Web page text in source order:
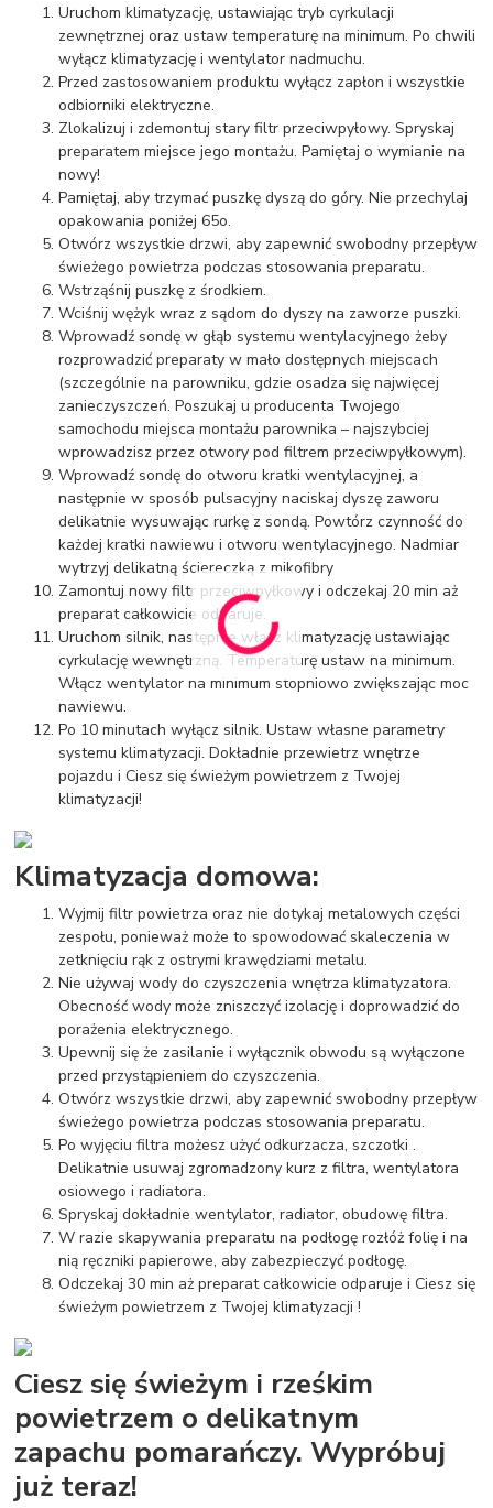
Uruchom klimatyzację, ustawiając tryb cyrkulacji
zewnętrznej oraz ustaw temperaturę na minimum. Po chwili
wyłącz klimatyzację i wentylator nadmuchu.
Przed zastosowaniem produktu wyłącz zapłon i wszystkie
odbiorniki elektryczne.
Zlokalizuj i zdemontuj stary filtr przeciwpyłowy. Spryskaj
preparatem miejsce jego montażu. Pamiętaj o wymianie na
nowy!
Pamiętaj, aby trzymać puszkę dyszą do góry. Nie przechylaj
opakowania poniżej 65o.
Otwórz wszystkie drzwi, aby zapewnić swobodny przepływ
świeżego powietrza podczas stosowania preparatu.
Wstrząśnij puszkę z środkiem.
Wciśnij wężyk wraz z sądom do dyszy na zaworze puszki.
Wprowadź sondę w głąb systemu wentylacyjnego żeby
rozprowadzić preparaty w mało dostępnych miejscach
(szczególnie na parowniku, gdzie osadza się najwięcej
zanieczyszczeń. Poszukaj u producenta Twojego
samochodu miejsca montażu parownika – najszybciej
wprowadzisz przez otwory pod filtrem przeciwpyłkowym).
Wprowadź sondę do otworu kratki wentylacyjnej, a
następnie w sposób pulsacyjny naciskaj dyszę zaworu
delikatnie wysuwając rurkę z sondą. Powtórz czynność do
każdej kratki nawiewu i otworu wentylacyjnego. Nadmiar
wytrzyj delikatną ściereczką z mikofibry
Zamontuj nowy filtr przeciwpyłkowy i odczekaj 20 min aż
preparat całkowicie odparuje.
Uruchom silnik, następnie włącz klimatyzację ustawiając
cyrkulację wewnętrzną. Temperaturę ustaw na minimum.
Włącz wentylator na minimum stopniowo zwiększając moc
nawiewu.
Po 10 minutach wyłącz silnik. Ustaw własne parametry
systemu klimatyzacji. Dokładnie przewietrz wnętrze
pojazdu i Ciesz się świeżym powietrzem z Twojej
klimatyzacji!
Klimatyzacja domowa:
Wyjmij filtr powietrza oraz nie dotykaj metalowych części
zespołu, ponieważ może to spowodować skaleczenia w
zetknięciu rąk z ostrymi krawędziami metalu.
Nie używaj wody do czyszczenia wnętrza klimatyzatora.
Obecność wody może zniszczyć izolację i doprowadzić do
porażenia elektrycznego.
Upewnij się że zasilanie i wyłącznik obwodu są wyłączone
przed przystąpieniem do czyszczenia.
Otwórz wszystkie drzwi, aby zapewnić swobodny przepływ
świeżego powietrza podczas stosowania preparatu.
Po wyjęciu filtra możesz użyć odkurzacza, szczotki .
Delikatnie usuwaj zgromadzony kurz z filtra, wentylatora
osiowego i radiatora.
Spryskaj dokładnie wentylator, radiator, obudowę filtra.
W razie skapywania preparatu na podłogę rozłóż folię i na
nią ręczniki papierowe, aby zabezpieczyć podłogę.
Odczekaj 30 min aż preparat całkowicie odparuje i Ciesz się
świeżym powietrzem z Twojej klimatyzacji !
Ciesz się świeżym i rześkim
powietrzem o delikatnym
zapachu pomarańczy. Wypróbuj
już teraz!